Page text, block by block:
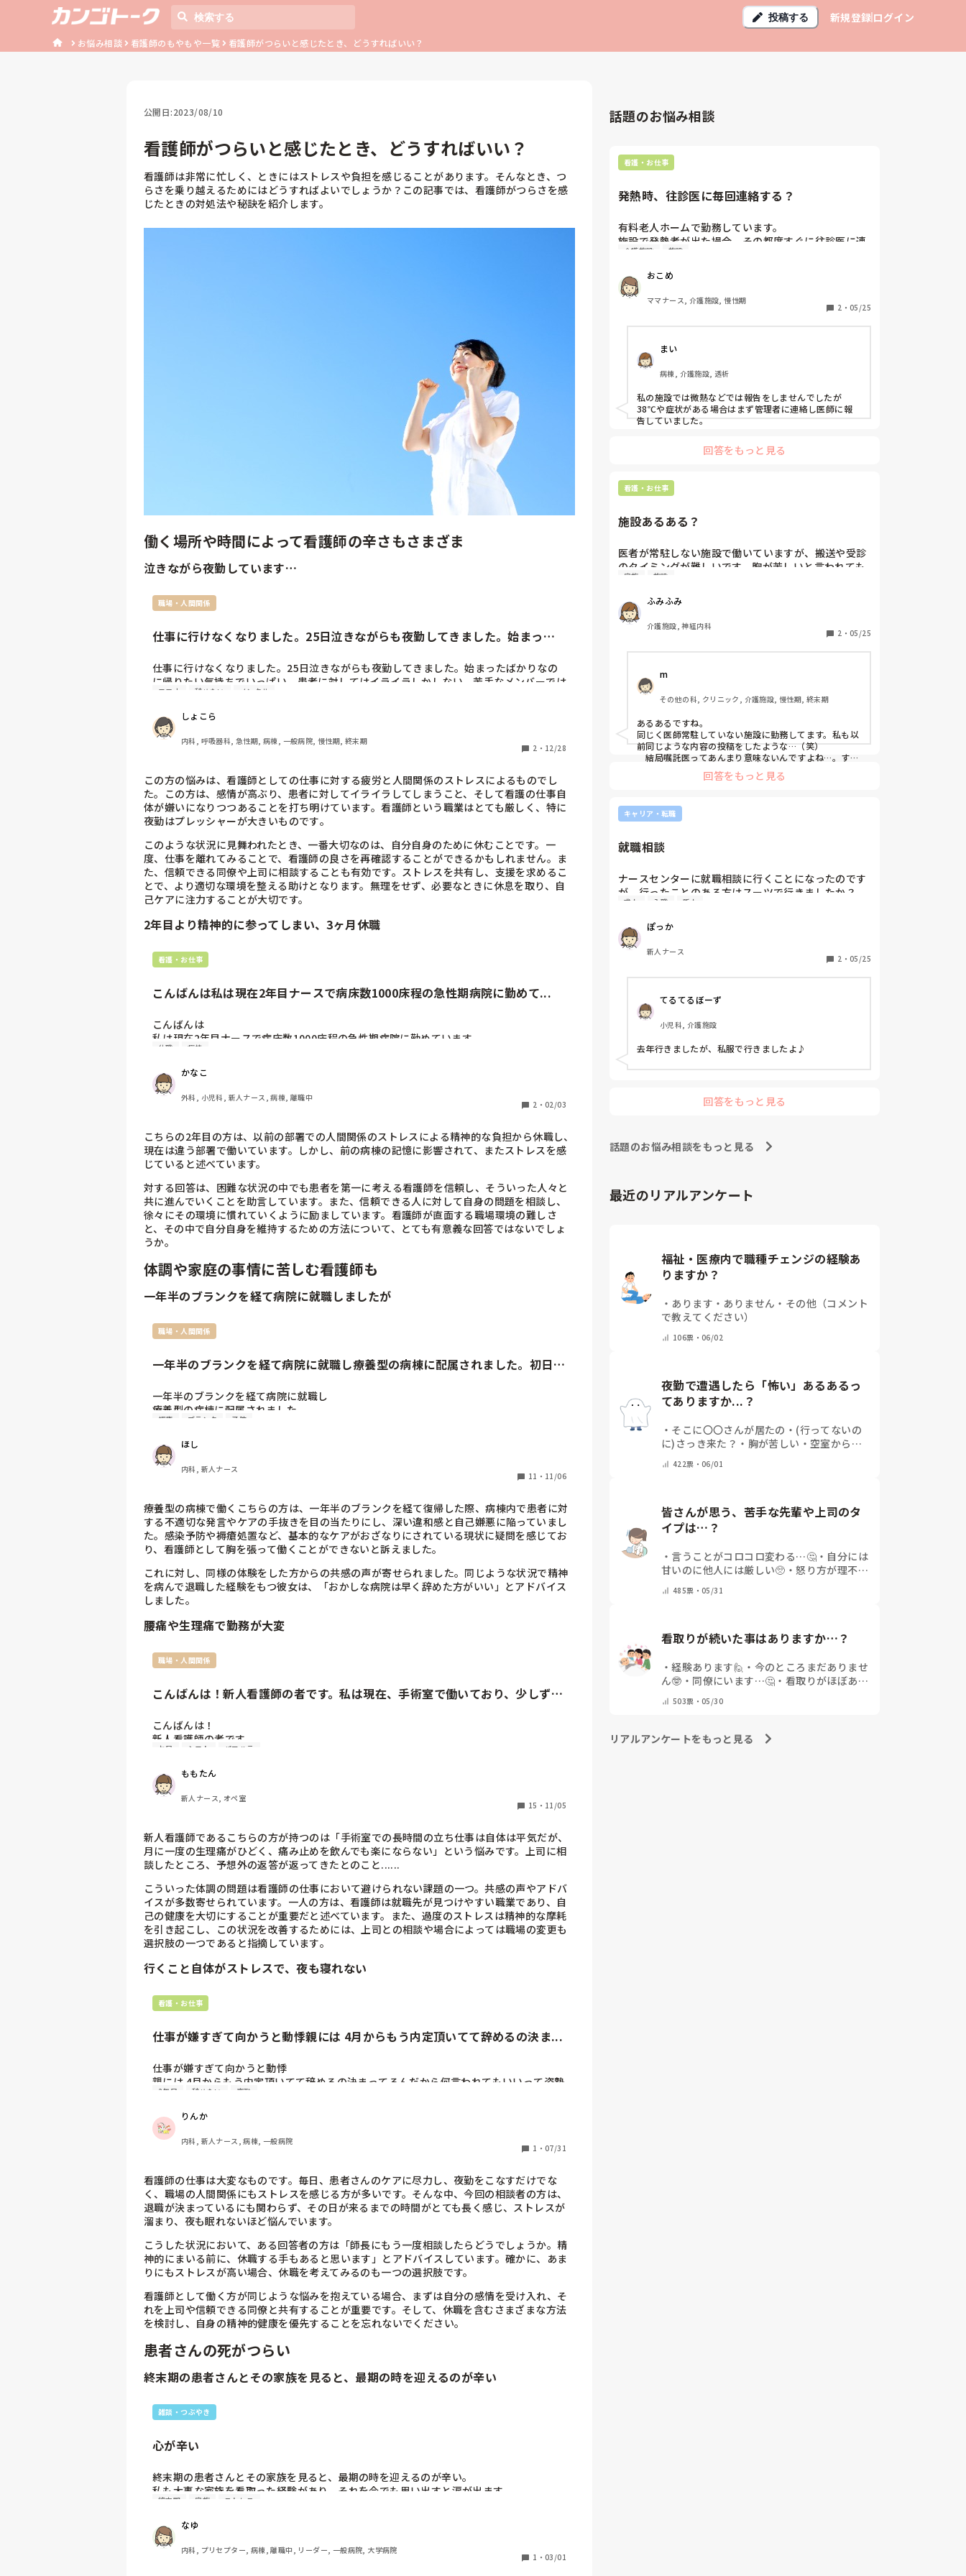
投稿する 新規登録ログイン
お悩み相談 看護師のもやもや一覧 看護師がつらいと感じたとき、どうすればいい？
公開日:2023/08/10
看護師がつらいと感じたとき、どうすればいい？
看護師は非常に忙しく、ときにはストレスや負担を感じることがあります。そんなとき、つ
らさを乗り越えるためにはどうすればよいでしょうか？この記事では、看護師がつらさを感
じたときの対処法や秘訣を紹介します。
働く場所や時間によって看護師の辛さもさまざま
泣きながら夜勤しています…
職場・人間関係
仕事に行けなくなりました。25日泣きながらも夜勤してきました。始まっ
仕事に行けなくなりました。25日泣きながらも夜勤してきました。始まったばかりなの
に帰りたい気持ちでいっぱい。患者に対してはイライラしかしない。苦手なメンバーでは
コロナ 辞めたい メンタル
しょこら
内科, 呼吸器科, 急性期, 病棟, 一般病院, 慢性期, 終末期
2 ・ 12/28
この方の悩みは、看護師としての仕事に対する疲労と人間関係のストレスによるものでし
た。この方は、感情が高ぶり、患者に対してイライラしてしまうこと、そして看護の仕事自
体が嫌いになりつつあることを打ち明けています。看護師という職業はとても厳しく、特に
夜勤はプレッシャーが大きいものです​。
このような状況に見舞われたとき、一番大切なのは、自分自身のために休むことです。一
度、仕事を離れてみることで、看護師の良さを再確認することができるかもしれません​​。ま
た、信頼できる同僚や上司に相談することも有効です。ストレスを共有し、支援を求めるこ
とで、より適切な環境を整える助けとなります。無理をせず、必要なときに休息を取り、自
己ケアに注力することが大切です。
2年目より精神的に参ってしまい、3ヶ月休職
看護・お仕事
こんばんは私は現在2年目ナースで病床数1000床程の急性期病院に勤めて...
こんばんは
私は現在2年目ナースで病床数1000床程の急性期病院に勤めています
1年目は小児科に配属され働いていたのですが、2年目より精神的に参ってしまい、3ヶ月
休職、その後部署を移動して5ヶ月になります
もともと看護師として働くことが夢であり、仕事内容や給与面などに不満はないのですが
前の部署では報告を無視、「給与泥棒」「悪影響だから近づくな」などの暴言、ペアにな
るとため息をつかれることなどがあり、精神的につらくなり診断書をいただいて病休をも
らいました
違う部署で気持ちを入れ替え頑張ろうと思っていたのですが、どうしても前の病棟のこと
を思い出してしまい、コミュニケーションがうまく取れません
また、自分の欠点などを改善することができず、再び勤務することが辛くなってしまいま
した
歳の近い先輩や同期はとてもよくしてくださるのですが、私にだけ態度の違う先輩などと
やはり私は看護師に向いていないのでしょうか？
す
休職 病棟
かなこ
外科, 小児科, 新人ナース, 病棟, 離職中
2 ・ 02/03
こちらの2年目の方は、以前の部署での人間関係のストレスによる精神的な負担から休職し、
現在は違う部署で働いています。しかし、前の病棟の記憶に影響されて、またストレスを感
じていると述べています。
対する回答は、困難な状況の中でも患者を第一に考える看護師を信頼し、そういった人々と
共に進んでいくことを助言しています。また、信頼できる人に対して自身の問題を相談し、
徐々にその環境に慣れていくように励ましています。看護師が直面する職場環境の難しさ
と、その中で自分自身を維持するための方法について、とても有意義な回答ではないでしょ
うか。
体調や家庭の事情に苦しむ看護師も
一年半のブランクを経て病院に就職しましたが
職場・人間関係
一年半のブランクを経て病院に就職し療養型の病棟に配属されました。初日
一年半のブランクを経て病院に就職し
療養型の病棟に配属されました。
その際おむつ交換に入った時にカーテンをしめない。
患者さんに対して臭い！気持ち悪い！触るな！めんどくさい！等の発言
また、患者さんを目の前にしてコイツ呼ばわり。
とても違和感を感じました。
そして感染予防や褥瘡処置、いろんなケアの中で
一年しか経験のない私からしても
それはおかしいんじゃないか？ということがたくさんありました。
あんな病院で働いてる自分を胸を張って
看護師してる！って言えないです…
先輩看護師さんも私をとても邪魔そうな目で見てくるし
私はなにも頑張れないのかと自己嫌悪に陥ってしまいます。
褥瘡 ブランク 予防
ほし
内科, 新人ナース
11 ・ 11/06
療養型の病棟で働くこちらの方は、一年半のブランクを経て復帰した際、病棟内で患者に対
する不適切な発言やケアの手抜きを目の当たりにし、深い違和感と自己嫌悪に陥っていまし
た。感染予防や褥瘡処置など、基本的なケアがおざなりにされている現状に疑問を感じてお
り、看護師として胸を張って働くことができないと訴えました。
これに対し、同様の体験をした方からの共感の声が寄せられました。同じような状況で精神
を病んで退職した経験をもつ彼女は、「おかしな病院は早く辞めた方がいい」とアドバイス
しました。
腰痛や生理痛で勤務が大変
職場・人間関係
こんばんは！新人看護師の者です。私は現在、手術室で働いており、少しず
こんばんは！
新人看護師の者です。
私は現在、手術室で働いており、
少しずつではありますが、仕事にも慣れ
今では最長で7時間以上かかるオペにつかせて
いただくこともあります。
ちなみに、普段なら長時間立っていて貧血を起こしたりすることはなく、
7時間ずっと立ちっぱなしでも平気ですが。。
月に一度はやってくる生理の時期は、
ひどい場合は痛くてベッドから起き上がれず
呻くこともありました…
痛み止めを飲んでも治らない時もありました。
このことを先日師長に相談し、さいあく
相談しましたら。。
"痛み止めはちゃんと飲んでいないんですか？法律で生理休暇というものは認められては
ますから"
もうちょっとこちらの身体のことを心配してくださる回答が返ってくるかと思っていまし
た。
生理休暇は法律上認められていても、ないも同然なんでしょうか。。
お局 シフト パワハラ
ももたん
新人ナース, オペ室
15 ・ 11/05
新人看護師であるこちらの方が持つのは「手術室での長時間の立ち仕事は自体は平気だが、
月に一度の生理痛がひどく、痛み止めを飲んでも楽にならない」という悩みです。上司に相
談したところ、予想外の返答が返ってきたとのこと​......
こういった体調の問題は看護師の仕事において避けられない課題の一つ。共感の声やアドバ
イスが多数寄せられています。一人の方は、看護師は就職先が見つけやすい職業であり、自
己の健康を大切にすることが重要だと述べています。また、過度のストレスは精神的な摩耗
を引き起こし、この状況を改善するためには、上司との相談や場合によっては職場の変更も
選択肢の一つであると指摘しています​。
行くこと自体がストレスで、夜も寝れない
看護・お仕事
仕事が嫌すぎて向かうと動悸親には 4月からもう内定頂いてて辞めるの決ま...
仕事が嫌すぎて向かうと動悸
親には 4月からもう内定頂いてて辞めるの決まってるんだから何言われてもいいって姿勢
で、夜も寝れないしほんとにきついです😭💦
態度が変わる先輩、上の人達だけで色んな人の悪口大会(普通に目の前で言うからわたし
も影で言われてんだろうなあってストレスになる)、毎日毎日おむつ交換と吸引の繰り返
万ちょいしか出ないにしてもきっかりもらいたいし迷いどころ…
2年目 辞めたい 夜勤
りんか
内科, 新人ナース, 病棟, 一般病院
1 ・ 07/31
看護師の仕事は大変なものです。毎日、患者さんのケアに尽力し、夜勤をこなすだけでな
く、職場の人間関係にもストレスを感じる方が多いです。そんな中、今回の相談者の方は、
退職が決まっているにも関わらず、その日が来るまでの時間がとても長く感じ、ストレスが
溜まり、夜も眠れないほど悩んでいます。
こうした状況において、ある回答者の方は「師長にもう一度相談したらどうでしょうか。精
神的にまいる前に、休職する手もあると思います」とアドバイスしています。確かに、あま
りにもストレスが高い場合、休職を考えてみるのも一つの選択肢です。
看護師として働く方が同じような悩みを抱えている場合、まずは自分の感情を受け入れ、そ
れを上司や信頼できる同僚と共有することが重要です。そして、休職を含むさまざまな方法
を検討し、自身の精神的健康を優先することを忘れないでください。
患者さんの死がつらい
終末期の患者さんとその家族を見ると、最期の時を迎えるのが辛い
雑談・つぶやき
心が辛い
終末期の患者さんとその家族を見ると、最期の時を迎えるのが辛い。
私も大事な家族を看取った経験があり、それを今でも思い出すと涙が出ます。
終末期 家族 ストレス
なゆ
内科, プリセプター, 病棟, 離職中, リーダー, 一般病院, 大学病院
1 ・ 03/01
話題のお悩み相談
看護・お仕事
発熱時、往診医に毎回連絡する？
有料老人ホームで勤務しています。
施設で発熱者が出た場合、その都度すぐに往診医に連
絡していますか？
の指示をもらっていることが多く、38度前後ぐらいの
発熱であれば医師に連絡せずに発熱時指示に従い投与
→数日様子見て改善しなければその時点で連絡、とい
うやり方をしています。
るよな〜発熱時指示があってもすぐに一報は入れたほ
うがいいんじゃないかな〜？」と個人的には思ってる
んですが、みなさんの施設ではどうでしょうか？
介護施設 施設
おこめ
ママナース, 介護施設, 慢性期
2 ・ 05/25
まい
病棟, 介護施設, 透析
私の施設では微熱などでは報告をしませんでしたが
38℃や症状がある場合はまず管理者に連絡し医師に報
告していました。
回答をもっと見る
看護・お仕事
施設あるある？
医者が常駐しない施設で働いていますが、搬送や受診
のタイミングが難しいです。胸が苦しいと言われても
心電図もなく、夜間帯は当番医にコールするので、疾
心配だったら受診したら？となります。
病院ならこんな困ることないのに、医師が常駐しない
施設で勤務されている方、同じように悩んだり、家族
ともめたことありますか？
家族 施設
ふみふみ
介護施設, 神経内科
2 ・ 05/25
m
その他の科, クリニック, 介護施設, 慢性期, 終末期
あるあるですね。
同じく医師常駐していない施設に勤務してます。私も以
前同じような内容の投稿をしたような…（笑）
結局嘱託医ってあんまり意味ないんですよね…。すぐ
来るわけでもないですし。酸素もない、心電図もない、
検査がすぐ出来るわけでもない。無い無い尽くしの中で
整形外科医なので、せめても内科医に変えてほしいと思
っているのですが、なかなか難しいようです。
今のところ、そのようなことはないのですが…
回答をもっと見る
キャリア・転職
就職相談
ナースセンターに就職相談に行くことになったのです
が、行ったことのある方はスーツで行きましたか？
スーツで行こうと思っています。
職員の方の返信待ちですが、服装の指定はあります
か？
求人 入職 新人
ぽっか
新人ナース
2 ・ 05/25
てるてるぼーず
小児科, 介護施設
去年行きましたが、私服で行きましたよ♪
回答をもっと見る
話題のお悩み相談をもっと見る
最近のリアルアンケート
福祉・医療内で職種チェンジの経験あ
りますか？
・ あります ・ ありません ・ その他（コメント
で教えてください）
106票・06/02
夜勤で遭遇したら「怖い」あるあるっ
てありますか...？
・ そこに〇〇さんが居たの ・ (行ってないの
に)さっき来た？ ・ 胸が苦しい ・ 空室からの
（事後言われる）
422票・06/01
皆さんが思う、苦手な先輩や上司のタ
イプは…？
・ 言うことがコロコロ変わる…🤔・ 自分には
甘いのに他人には厳しい🥺 ・怒り方が理不尽
💦 ・愚痴が多い…😢
485票・05/31
看取りが続いた事はありますか…？
・経験あります🙋 ・ 今のところまだありませ
ん🤓 ・ 同僚にいます…🤔 ・ 看取りがほぼあり
い）
503票・05/30
リアルアンケートをもっと見る